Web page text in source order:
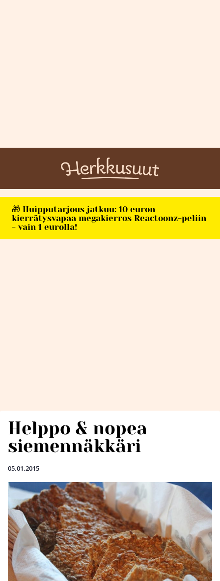
🎁 Huipputarjous jatkuu: 10 euron
kierrätysvapaa megakierros Reactoonz-peliin
- vain 1 eurolla!
Helppo & nopea
siemennäkkäri
05.01.2015